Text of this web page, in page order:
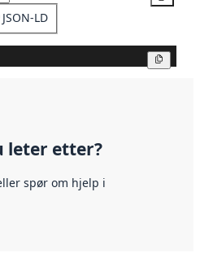
JSON-LD
leter etter?
spør om hjelp i